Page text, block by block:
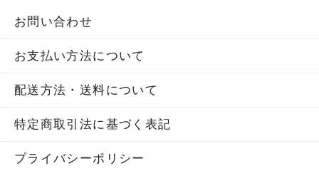
お問い合わせ
お支払い方法について
配送方法・送料について
特定商取引法に基づく表記
プライバシーポリシー